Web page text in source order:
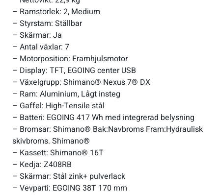
– Ramstorlek: 2, Medium
– Styrstam: Ställbar
– Skärmar: Ja
– Antal växlar: 7
– Motorposition: Framhjulsmotor
– Display: TFT, EGOING center USB
– Växelgrupp: Shimano® Nexus 7® DX
– Ram: Aluminium, Lågt insteg
– Gaffel: High-Tensile stål
– Batteri: EGOING 417 Wh med integrerad belysning
– Bromsar: Shimano® Bak:Navbroms Fram:Hydraulisk
skivbroms. Shimano®
– Kassett: Shimano® 16T
– Kedja: Z408RB
– Skärmar: Stål zink+ pulverlack
– Vevparti: EGOING 38T 170 mm